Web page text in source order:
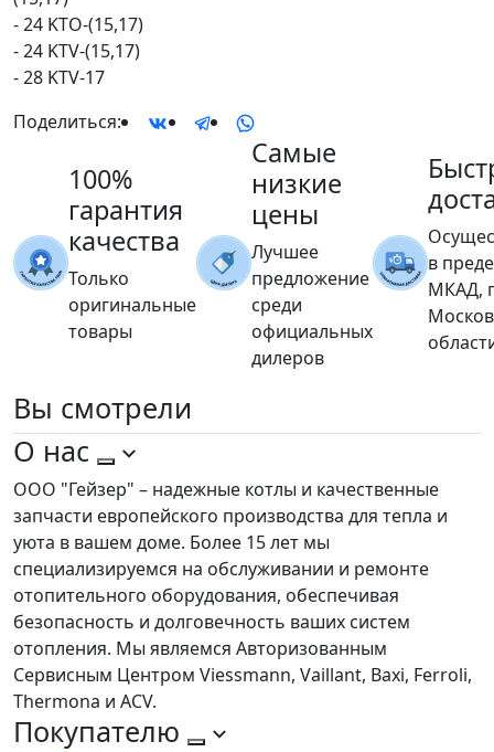
- 24 KTO-(15,17)
- 24 KTV-(15,17)
- 28 KTV-17
Поделиться:
100%
гарантия
качества
Только
оригинальные
товары
Самые
низкие
цены
Лучшее
предложение
среди
официальных
дилеров
в
МКАД,
Вы смотрели
О нас
ООО "Гейзер" – надежные котлы и качественные
запчасти европейского производства для тепла и
уюта в вашем доме. Более 15 лет мы
специализируемся на обслуживании и ремонте
отопительного оборудования, обеспечивая
безопасность и долговечность ваших систем
отопления. Мы являемся Авторизованным
Сервисным Центром Viessmann, Vaillant, Baxi, Ferroli,
Thermona и ACV.
Покупателю